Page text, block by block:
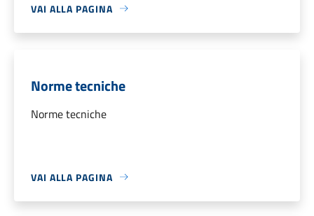
VAI ALLA PAGINA
Norme tecniche
Norme tecniche
VAI ALLA PAGINA